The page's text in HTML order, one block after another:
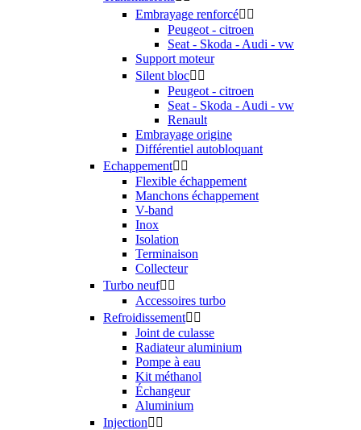
Embrayage renforcé 
Peugeot - citroen
Seat - Skoda - Audi - vw
Support moteur
Silent bloc 
Peugeot - citroen
Seat - Skoda - Audi - vw
Renault
Embrayage origine
Différentiel autobloquant
Echappement 
Flexible échappement
Manchons échappement
V-band
Inox
Isolation
Terminaison
Collecteur
Turbo neuf 
Accessoires turbo
Refroidissement 
Joint de culasse
Radiateur aluminium
Pompe à eau
Kit méthanol
Échangeur
Aluminium
Injection 